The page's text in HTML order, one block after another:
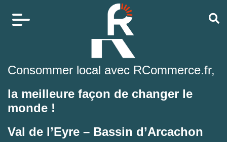
Consommer local avec RCommerce.fr,
la meilleure façon de changer le
monde !
Val de l’Eyre – Bassin d’Arcachon